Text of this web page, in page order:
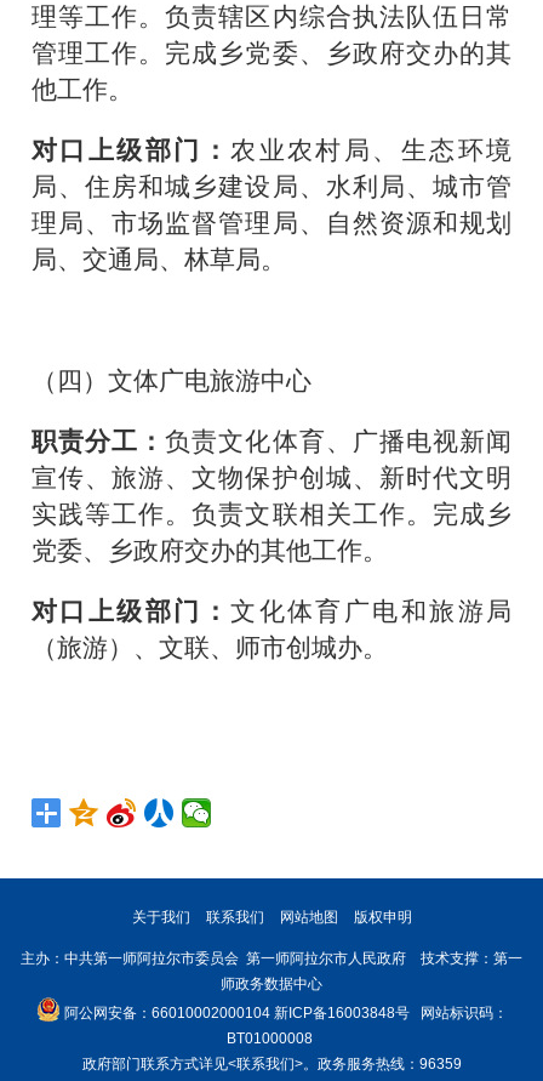
理等工作。负责辖区内综合执法队伍日常
管理工作。完成乡党委、乡政府交办的其
他工作。
对口上级部门：农业农村局、生态环境
局、住房和城乡建设局、水利局、城市管
理局、市场监督管理局、自然资源和规划
局、交通局、林草局。
（四）文体广电旅游中心
职责分工：负责文化体育、广播电视新闻
宣传、旅游、文物保护创城、新时代文明
实践等工作。负责文联相关工作。完成乡
党委、乡政府交办的其他工作。
对口上级部门：文化体育广电和旅游局
（旅游）、文联、师市创城办。
关于我们 联系我们 网站地图 版权申明
主办：中共第一师阿拉尔市委员会 第一师阿拉尔市人民政府 技术支撑：第一
师政务数据中心
阿公网安备：66010002000104 新ICP备16003848号网站标识码：
BT01000008
政府部门联系方式详见<联系我们>。政务服务热线：96359